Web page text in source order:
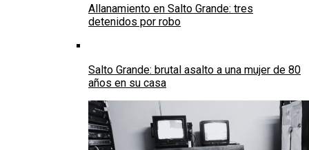
Allanamiento en Salto Grande: tres
detenidos por robo
Salto Grande: brutal asalto a una mujer de 80
años en su casa